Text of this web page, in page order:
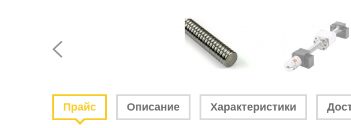
Прайс Описание Характеристики